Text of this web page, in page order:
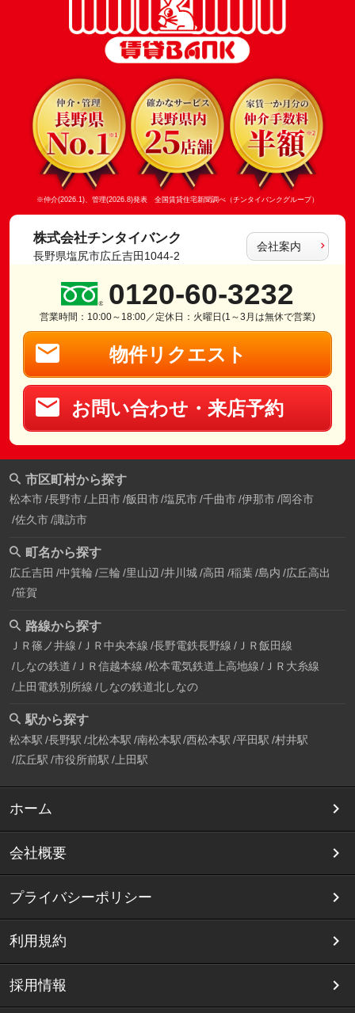
※仲介(2026.1)、管理(2026.8)発表 全国賃貸住宅新聞調べ（チンタイバンクグループ）
株式会社チンタイバンク
長野県塩尻市広丘吉田1044-2
会社案内
0120-60-3232
営業時間：10:00～18:00／定休日：火曜日(1～3月は無休で営業)
物件リクエスト
お問い合わせ・来店予約
市区町村から探す
松本市 長野市 上田市 飯田市 塩尻市 千曲市 伊那市 岡谷市
佐久市 諏訪市
町名から探す
広丘吉田 中箕輪 三輪 里山辺 井川城 高田 稲葉 島内 広丘高出
笹賀
路線から探す
ＪＲ篠ノ井線 ＪＲ中央本線 長野電鉄長野線 ＪＲ飯田線
しなの鉄道 ＪＲ信越本線 松本電気鉄道上高地線
ＪＲ大糸線
上田電鉄別所線 しなの鉄道北しなの
駅から探す
松本駅 長野駅 北松本駅 南松本駅 西松本駅 平田駅 村井駅
広丘駅 市役所前駅 上田駅
ホーム
会社概要
プライバシーポリシー
利用規約
採用情報